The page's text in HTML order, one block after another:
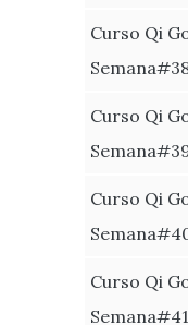
Curso Qi
Curso Qi
Curso Qi
Curso Qi